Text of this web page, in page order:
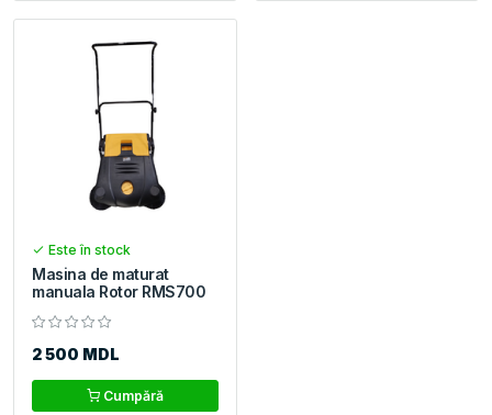
Este în stock
Masina de maturat
manuala Rotor RMS700
2 500 MDL
Cumpără